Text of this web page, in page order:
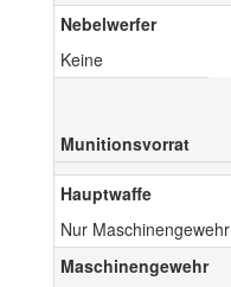
Nebelwerfer
Keine
Munitionsvorrat
Hauptwaffe
Nur Maschinengewehr
Maschinengewehr